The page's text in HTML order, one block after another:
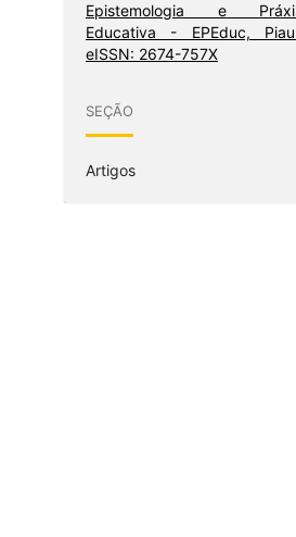
Epistemologia e
Educativa - EPEduc,
eISSN: 2674-757X
SEÇÃO
Artigos